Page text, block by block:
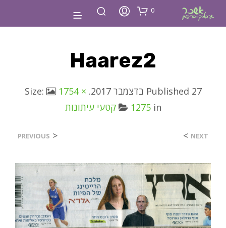
0
Haarez2
Published 27 בדצמבר 2017 . Size:
1754 ×
1275in קטעי עיתונות
<
PREVIOUS NEXT
>